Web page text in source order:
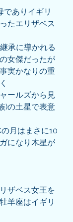
でありイギリ
たエリザベス
承に導かれる
女傑だったが
実かなりの重
ールズから見
)の土星で表意
月はまさに10
になり木星が
ザベス女王を
羊座はイギリ